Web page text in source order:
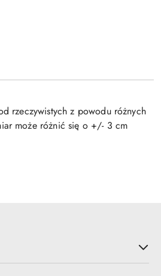
rzeczywistych z powodu różnych
może różnić się o +/- 3 cm